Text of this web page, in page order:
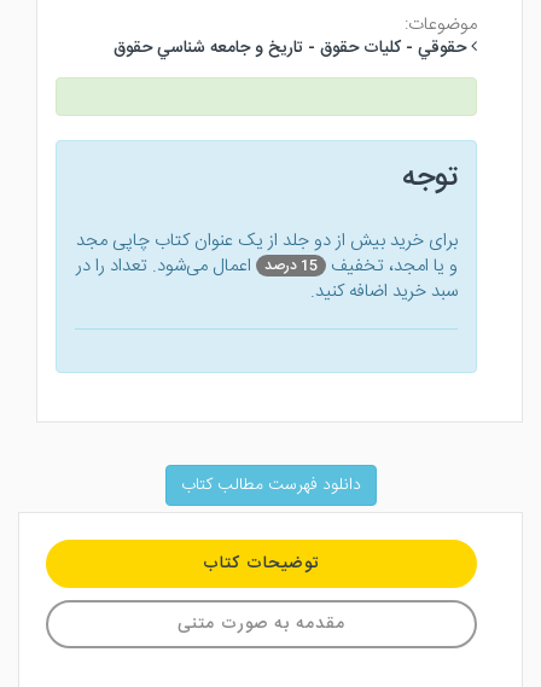
موضوعات:
حقوقي - كليات حقوق - تاريخ و جامعه شناسي حقوق
توجه
برای خرید بیش از دو جلد از یک عنوان کتاب‌ چاپی مجد
و یا امجد، تخفیف 15 درصد
اعمال می‌شود. تعداد را در
سبد خرید اضافه کنید.
دانلود فهرست مطالب کتاب
توضیحات کتاب
مقدمه به صورت متنی